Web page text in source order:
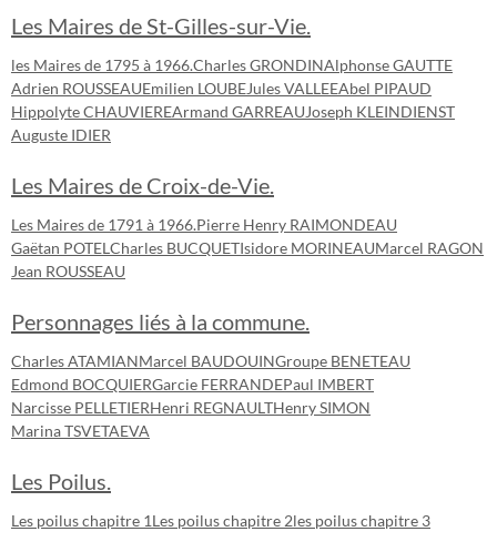
Les Maires de St-Gilles-sur-Vie.
les Maires de 1795 à 1966.Charles GRONDINAlphonse GAUTTE
Adrien ROUSSEAUEmilien LOUBEJules VALLEEAbel PIPAUD
Hippolyte CHAUVIEREArmand GARREAUJoseph KLEINDIENST
Auguste IDIER
Les Maires de Croix-de-Vie.
Les Maires de 1791 à 1966.Pierre Henry RAIMONDEAU
Gaëtan POTEL Charles BUCQUETIsidore MORINEAUMarcel RAGON
Jean ROUSSEAU
Personnages liés à la commune.
Charles ATAMIANMarcel BAUDOUINGroupe BENETEAU
Edmond BOCQUIERGarcie FERRANDEPaul IMBERT
Narcisse PELLETIERHenri REGNAULTHenry SIMON
Marina TSVETAEVA
Les Poilus.
Les poilus chapitre 1Les poilus chapitre 2les poilus chapitre 3